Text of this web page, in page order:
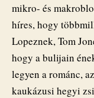
mikro- és
híres, hogy
Lopeznek, Tom
hogy a bulijain
legyen a románc,
kaukázusi hegyi